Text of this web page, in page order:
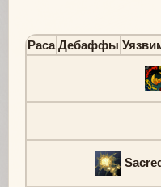
Раса Дебаффы